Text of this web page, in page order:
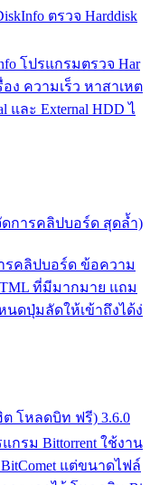
ตรวจ Harddisk
โปรแกรมตรวจ Har
ง ความเร็ว หาสาเหต
และ External HDD ไ
ดการคลิปบอร์ด สุดล้ำ)
รคลิปบอร์ด ข้อความ
ที่มีมากมาย แถม
นดปุ่มลัดให้เข้าถึงได้ง่
ต โหลดบิท ฟรี) 3.6.0
กรม Bittorrent ใช้งาน
แต่ขนาดไฟล์